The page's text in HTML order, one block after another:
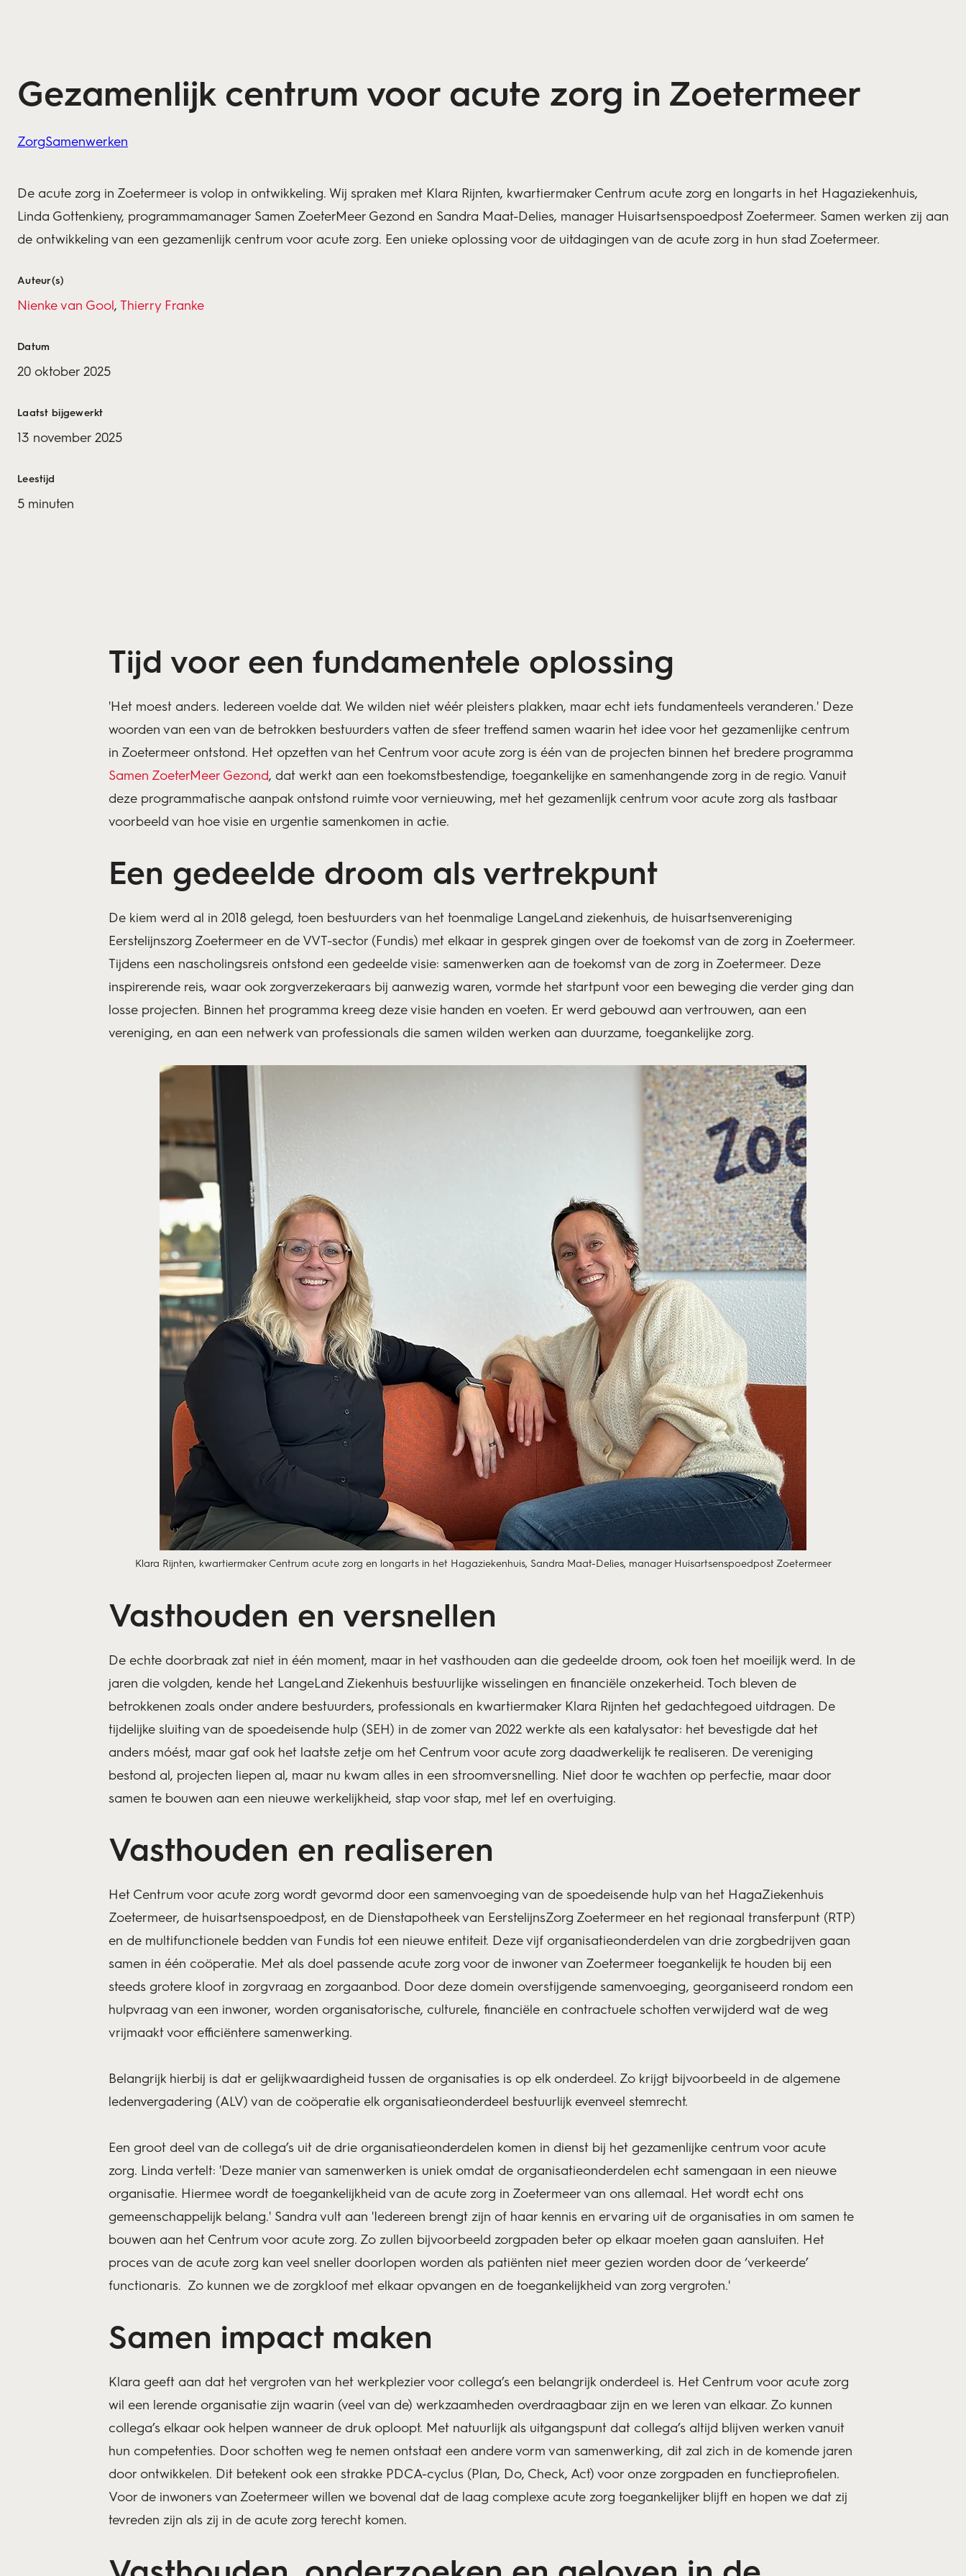
Gezamenlijk centrum voor acute zorg in Zoetermeer
ZorgSamenwerken
De acute zorg in Zoetermeer is volop in ontwikkeling. Wij spraken met Klara Rijnten, kwartiermaker Centrum acute zorg en longarts in het Hagaziekenhuis,
Linda Gottenkieny, programmamanager Samen ZoeterMeer Gezond en Sandra Maat-Delies, manager Huisartsenspoedpost Zoetermeer. Samen werken zij aan
de ontwikkeling van een gezamenlijk centrum voor acute zorg. Een unieke oplossing voor de uitdagingen van de acute zorg in hun stad Zoetermeer.
Auteur(s)
Nienke van Gool, Thierry Franke
Datum
20 oktober 2025
Laatst bijgewerkt
13 november 2025
Leestijd
5 minuten
Tijd voor een fundamentele oplossing
'Het moest anders. Iedereen voelde dat. We wilden niet wéér pleisters plakken, maar echt iets fundamenteels veranderen.' Deze
woorden van een van de betrokken bestuurders vatten de sfeer treffend samen waarin het idee voor het gezamenlijke centrum
in Zoetermeer ontstond. Het opzetten van het Centrum voor acute zorg is één van de projecten binnen het bredere programma
Samen ZoeterMeer Gezond, dat werkt aan een toekomstbestendige, toegankelijke en samenhangende zorg in de regio. Vanuit
deze programmatische aanpak ontstond ruimte voor vernieuwing, met het gezamenlijk centrum voor acute zorg als tastbaar
voorbeeld van hoe visie en urgentie samenkomen in actie.
Een gedeelde droom als vertrekpunt
De kiem werd al in 2018 gelegd, toen bestuurders van het toenmalige LangeLand ziekenhuis, de huisartsenvereniging
Eerstelijnszorg Zoetermeer en de VVT-sector (Fundis) met elkaar in gesprek gingen over de toekomst van de zorg in Zoetermeer.
Tijdens een nascholingsreis ontstond een gedeelde visie: samenwerken aan de toekomst van de zorg in Zoetermeer. Deze
inspirerende reis, waar ook zorgverzekeraars bij aanwezig waren, vormde het startpunt voor een beweging die verder ging dan
losse projecten. Binnen het programma kreeg deze visie handen en voeten. Er werd gebouwd aan vertrouwen, aan een
vereniging, en aan een netwerk van professionals die samen wilden werken aan duurzame, toegankelijke zorg.
Klara Rijnten, kwartiermaker Centrum acute zorg en longarts in het Hagaziekenhuis, Sandra Maat-Delies, manager Huisartsenspoedpost Zoetermeer
Vasthouden en versnellen
De echte doorbraak zat niet in één moment, maar in het vasthouden aan die gedeelde droom, ook toen het moeilijk werd. In de
jaren die volgden, kende het LangeLand Ziekenhuis bestuurlijke wisselingen en financiële onzekerheid. Toch bleven de
betrokkenen zoals onder andere bestuurders, professionals en kwartiermaker Klara Rijnten het gedachtegoed uitdragen. De
tijdelijke sluiting van de spoedeisende hulp (SEH) in de zomer van 2022 werkte als een katalysator: het bevestigde dat het
anders móést, maar gaf ook het laatste zetje om het Centrum voor acute zorg daadwerkelijk te realiseren. De vereniging
bestond al, projecten liepen al, maar nu kwam alles in een stroomversnelling. Niet door te wachten op perfectie, maar door
samen te bouwen aan een nieuwe werkelijkheid, stap voor stap, met lef en overtuiging.
Vasthouden en realiseren
Het Centrum voor acute zorg wordt gevormd door een samenvoeging van de spoedeisende hulp van het HagaZiekenhuis
Zoetermeer, de huisartsenspoedpost, en de Dienstapotheek van EerstelijnsZorg Zoetermeer en het regionaal transferpunt (RTP)
en de multifunctionele bedden van Fundis tot een nieuwe entiteit. Deze vijf organisatieonderdelen van drie zorgbedrijven gaan
samen in één coöperatie. Met als doel passende acute zorg voor de inwoner van Zoetermeer toegankelijk te houden bij een
steeds grotere kloof in zorgvraag en zorgaanbod. Door deze domein overstijgende samenvoeging, georganiseerd rondom een
hulpvraag van een inwoner, worden organisatorische, culturele, financiële en contractuele schotten verwijderd wat de weg
vrijmaakt voor efficiëntere samenwerking.
Belangrijk hierbij is dat er gelijkwaardigheid tussen de organisaties is op elk onderdeel. Zo krijgt bijvoorbeeld in de algemene
ledenvergadering (ALV) van de coöperatie elk organisatieonderdeel bestuurlijk evenveel stemrecht.
Een groot deel van de collega’s uit de drie organisatieonderdelen komen in dienst bij het gezamenlijke centrum voor acute
zorg. Linda vertelt: 'Deze manier van samenwerken is uniek omdat de organisatieonderdelen echt samengaan in een nieuwe
organisatie. Hiermee wordt de toegankelijkheid van de acute zorg in Zoetermeer van ons allemaal. Het wordt echt ons
gemeenschappelijk belang.' Sandra vult aan 'Iedereen brengt zijn of haar kennis en ervaring uit de organisaties in om samen te
bouwen aan het Centrum voor acute zorg. Zo zullen bijvoorbeeld zorgpaden beter op elkaar moeten gaan aansluiten. Het
proces van de acute zorg kan veel sneller doorlopen worden als patiënten niet meer gezien worden door de ‘verkeerde’
functionaris. Zo kunnen we de zorgkloof met elkaar opvangen en de toegankelijkheid van zorg vergroten.'
Samen impact maken
Klara geeft aan dat het vergroten van het werkplezier voor collega’s een belangrijk onderdeel is. Het Centrum voor acute zorg
wil een lerende organisatie zijn waarin (veel van de) werkzaamheden overdraagbaar zijn en we leren van elkaar. Zo kunnen
collega’s elkaar ook helpen wanneer de druk oploopt. Met natuurlijk als uitgangspunt dat collega’s altijd blijven werken vanuit
hun competenties. Door schotten weg te nemen ontstaat een andere vorm van samenwerking, dit zal zich in de komende jaren
door ontwikkelen. Dit betekent ook een strakke PDCA-cyclus (Plan, Do, Check, Act) voor onze zorgpaden en functieprofielen.
Voor de inwoners van Zoetermeer willen we bovenal dat de laag complexe acute zorg toegankelijker blijft en hopen we dat zij
tevreden zijn als zij in de acute zorg terecht komen.